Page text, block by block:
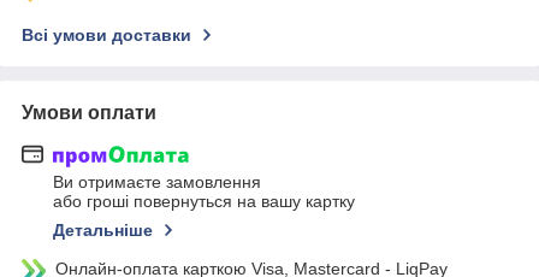
Всі умови доставки
Умови оплати
Ви отримаєте замовлення
або гроші повернуться на вашу картку
Детальніше
Онлайн-оплата карткою Visa, Mastercard - LiqPay